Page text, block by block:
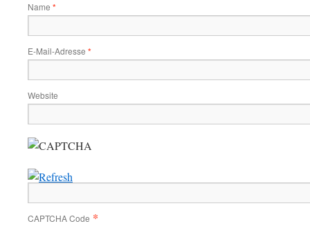
Name *
E-Mail-Adresse *
Website
CAPTCHA Code *